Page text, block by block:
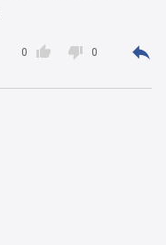

0  0 